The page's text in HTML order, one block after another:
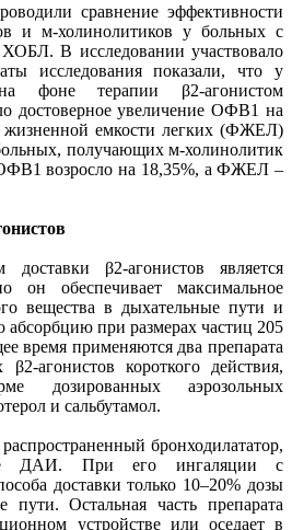
сравнение эффективности
и м-холинолитиков у больных с
В исследовании участвовало
исследования показали, что у
терапии β2-агонистом
достоверное увеличение ОФВ1 на
жизненной емкости легких (ФЖЕЛ)
получающих м-холинолитик
возросло на 18,35%, а ФЖЕЛ –
β2-агонистов является
он обеспечивает максимальное
вещества в дыхательные пути и
при размерах частиц 205
время применяются два препарата
агонистов короткого действия,
дозированных аэрозольных
и сальбутамол.
бронходилататор,
ДАИ. При его ингаляции с
доставки только 10–20% дозы
пути. Остальная часть препарата
устройстве или оседает в